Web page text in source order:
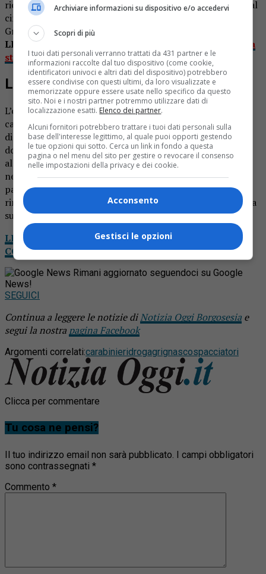
ricordate le indagini che hanno rivelato l’autore dei furti al
cimitero a Gattinara, gli arresti degli spacciatori di
Grignasco, e gli autori di truffe agli anziani.
LEGGI ANCHE:
Grignasco rinasce l’incubatoio dopo la
strage di pesci
Lotta alla droga
L’operazione “Valle sola” (condotta a Grignasco dai
carabinieri della compagnia di Arona) ha permesso infatti
di mandare in carcere un 30enne e un 27enne, oltre ai
domiciliari un altro 27enne sempre del posto, oltre
all’obbligo di dimora a un 22enne. L’accusa è di concorso
nello spaccio di stupefacenti sul territorio di Grignasco e
paesi limitrofi. Nel corso della perquisizione vennero
rinvenuti 950 grammi di marijuana pronta ad essere messa
sul mercato della droga, specie i giovanissimi.
LEGGI NOTIZIA OGGI DA CASA: IL TUO GIORNALE
COMPLETO IN VERSIONE DIGITALE
Rimani aggiornato seguendoci su Google
News!
SEGUICI
Continua a leggere le notizie diNotizia Oggi Borgosesia e
segui la nostra pagina Facebook
Argomenti correlati:carabinieridrogagrignascospacciatori
Clicca per commentare
Tu cosa ne pensi?
Il tuo indirizzo email non sarà pubblicato.
I campi obbligatori
sono contrassegnati *
Commento *
Archiviare informazioni su dispositivo e/o accedervi
Scopri di più
I tuoi dati personali verranno trattati da 431 partner e le
informazioni raccolte dal tuo dispositivo (come cookie,
identificatori univoci e altri dati del dispositivo) potrebbero
essere condivise con questi ultimi, da loro visualizzate e
memorizzate oppure essere usate nello specifico da questo
sito. Noi e i nostri partner potremmo utilizzare dati di
localizzazione esatti. Elenco dei partner.
Alcuni fornitori potrebbero trattare i tuoi dati personali sulla
base dell'interesse legittimo, al quale puoi opporti gestendo
le tue opzioni qui sotto. Cerca un link in fondo a questa
pagina o nel menu del sito per gestire o revocare il consenso
nelle impostazioni della privacy e dei cookie.
Acconsento
Gestisci le opzioni